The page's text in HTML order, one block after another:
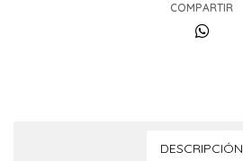
COMPARTIR
DESCRIPCIÓN